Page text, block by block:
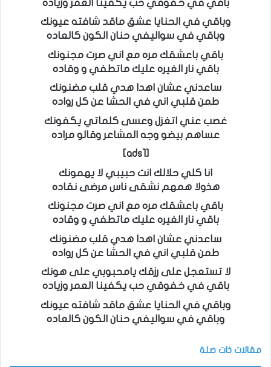
باقي في خفوقي حب يكفينا العمر وزياده
وباقي في الحنايا عشق ماقد شافته عيونك
وباقي في سواليفي حنان الكون كالعاده
باقي باعشقك مره مع اني صرت مجنونك
باقي نار الغيره عليك ماتطفي و وقاده
ساعدني عشان اهدا هدي قلب مضنونك
طمن قلبي اني في الحشا عن كل رواده
غصب عني اتغزل وعسى كلماتي يكفونك
عساهم بيضو وجه المشاعر وقالو مراده
[ads1]
انا كلي حلالك انت حبيبي لا يهمونك
هذولا همهم نشقى ناس مرضى نقاده
باقي باعشقك مره مع اني صرت مجنونك
باقي نار الغيره عليك ماتطفي و وقاده
ساعدني عشان اهدا هدي قلب مضنونك
طمن قلبي اني في الحشا عن كل رواده
لا تستعجل على رزقك يامحبوبي على هونك
باقي في خفوقي حب يكفينا العمر وزياده
وباقي في الحنايا عشق ماقد شافته عيونك
وباقي في سواليفي حنان الكون كالعاده
مقالات ذات صلة